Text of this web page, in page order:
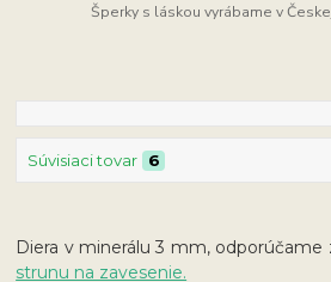
Šperky s láskou vyrábame v
Súvisiaci tovar 6
Diera v minerálu 3 mm, odporúčame
strunu na zavesenie.